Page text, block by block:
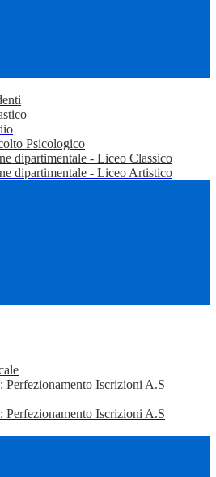
Psicologico
dipartimentale - Liceo Classico
dipartimentale - Liceo Artistico
Perfezionamento Iscrizioni A.S
Perfezionamento Iscrizioni A.S